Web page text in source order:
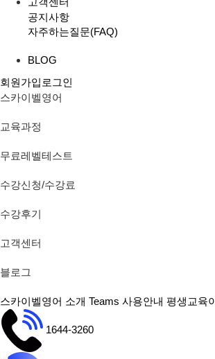
공지사항
자주하는질문(FAQ)
BLOG
회원가입 로그인
스카이벨영어
교육과정
무료레벨테스트
수강신청/수강료
수강후기
고객센터
블로그
스카이벨영어 소개 Teams 사용안내 평생교육
1644-3260